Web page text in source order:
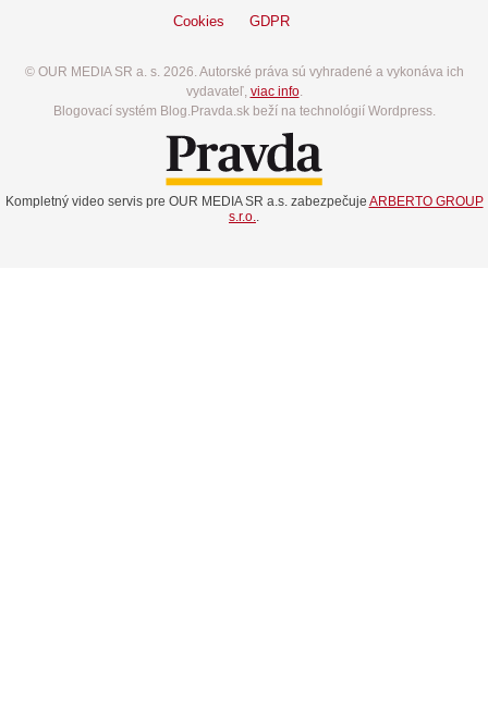
Cookies GDPR
© OUR MEDIA SR a. s. 2026. Autorské práva sú vyhradené a vykonáva ich
vydavateľ, viac info.
Blogovací systém Blog.Pravda.sk beží na technológií Wordpress.
Kompletný video servis pre OUR MEDIA SR a.s. zabezpečuje ARBERTO GROUP
s.r.o.